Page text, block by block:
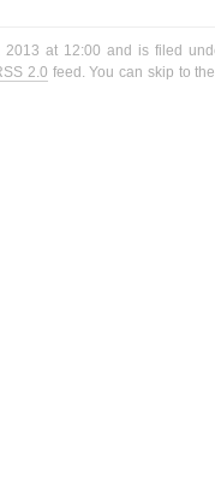
2013 at 12:00 and is filed
2.0 feed. You can skip to